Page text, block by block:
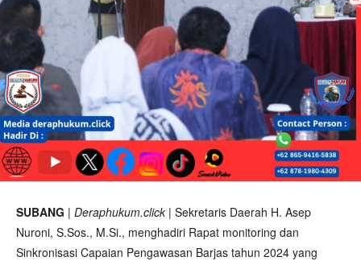
SUBANG | Deraphukum.click | Sekretaris Daerah H. Asep
Nuroni, S.Sos., M.Si., menghadiri Rapat monitoring dan
Sinkronisasi Capaian Pengawasan Barjas tahun 2024 yang